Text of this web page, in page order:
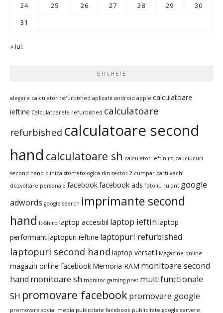
24
25 26 27 28 29
30
31
« iul.
ETICHETE
alegere calculator refurbished aplicatii android apple calculatoare
ieftine Calculatoarele refurbished calculatoare
refurbished calculatoare second
hand calculatoare sh calculator-ieftin.ro cauciucuri
second hand clinica stomatologica din sector 2 cumpar carti vechi
dezvoltare personala facebookfacebook ads fotoliu rulant google
adwords google search imprimante second
hand It-Sh.ro laptop accesibil laptop ieftin laptop
performantlaptopuri ieftine laptopuri refurbished
laptopuri second hand laptop versatil Magazine online
magazin online facebook Memoria RAM monitoare second
hand monitoare sh monitor gaming pret multifunctionale
SH promovare facebookpromovare google
promovare social media publicitate facebook publicitate google servere